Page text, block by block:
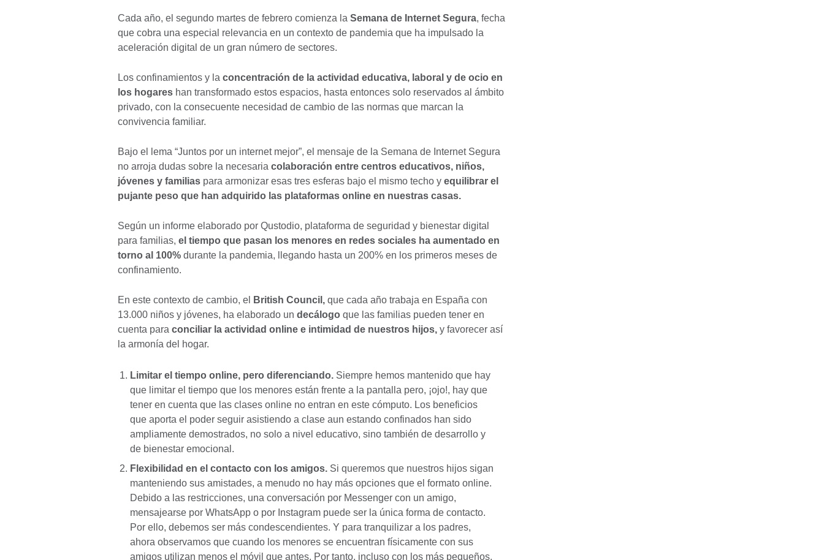
Cada año, el segundo martes de febrero comienza la Semana de Internet Segura, fecha
que cobra una especial relevancia en un contexto de pandemia que ha impulsado la
aceleración digital de un gran número de sectores.
Los confinamientos y la concentración de la actividad educativa, laboral y de ocio en
los hogares han transformado estos espacios, hasta entonces solo reservados al ámbito
privado, con la consecuente necesidad de cambio de las normas que marcan la
convivencia familiar.
Bajo el lema “Juntos por un internet mejor”, el mensaje de la Semana de Internet Segura
no arroja dudas sobre la necesaria colaboración entre centros educativos, niños,
jóvenes y familias para armonizar esas tres esferas bajo el mismo techo y equilibrar el
pujante peso que han adquirido las plataformas online en nuestras casas.
Según un informe elaborado por Qustodio, plataforma de seguridad y bienestar digital
para familias, el tiempo que pasan los menores en redes sociales ha aumentado en
torno al 100% durante la pandemia, llegando hasta un 200% en los primeros meses de
confinamiento.
En este contexto de cambio, el British Council, que cada año trabaja en España con
13.000 niños y jóvenes, ha elaborado un decálogo que las familias pueden tener en
cuenta para conciliar la actividad online e intimidad de nuestros hijos, y favorecer así
la armonía del hogar.
Limitar el tiempo online, pero diferenciando. Siempre hemos mantenido que hay
que limitar el tiempo que los menores están frente a la pantalla pero, ¡ojo!, hay que
tener en cuenta que las clases online no entran en este cómputo. Los beneficios
que aporta el poder seguir asistiendo a clase aun estando confinados han sido
ampliamente demostrados, no solo a nivel educativo, sino también de desarrollo y
de bienestar emocional.
Flexibilidad en el contacto con los amigos. Si queremos que nuestros hijos sigan
manteniendo sus amistades, a menudo no hay más opciones que el formato online.
Debido a las restricciones, una conversación por Messenger con un amigo,
mensajearse por WhatsApp o por Instagram puede ser la única forma de contacto.
Por ello, debemos ser más condescendientes. Y para tranquilizar a los padres,
ahora observamos que cuando los menores se encuentran físicamente con sus
amigos utilizan menos el móvil que antes. Por tanto, incluso con los más pequeños,